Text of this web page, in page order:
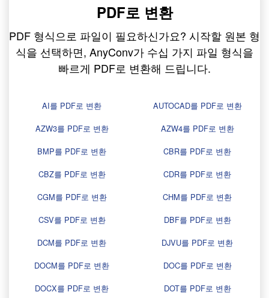
PDF로 변환
PDF 형식으로 파일이 필요하신가요? 시작할 원본 형
식을 선택하면, AnyConv가 수십 가지 파일 형식을
빠르게 PDF로 변환해 드립니다.
AI를 PDF로 변환
AUTOCAD를 PDF로 변환
AZW3를 PDF로 변환
AZW4를 PDF로 변환
BMP를 PDF로 변환
CBR를 PDF로 변환
CBZ를 PDF로 변환
CDR를 PDF로 변환
CGM를 PDF로 변환
CHM를 PDF로 변환
CSV를 PDF로 변환
DBF를 PDF로 변환
DCM를 PDF로 변환
DJVU를 PDF로 변환
DOCM를 PDF로 변환
DOC를 PDF로 변환
DOCX를 PDF로 변환
DOT를 PDF로 변환